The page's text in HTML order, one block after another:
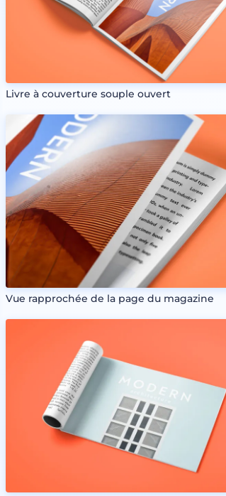
Livre à couverture souple ouvert
Vue rapprochée de la page du magazine